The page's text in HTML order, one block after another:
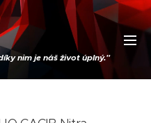
nim je náš život úplný."